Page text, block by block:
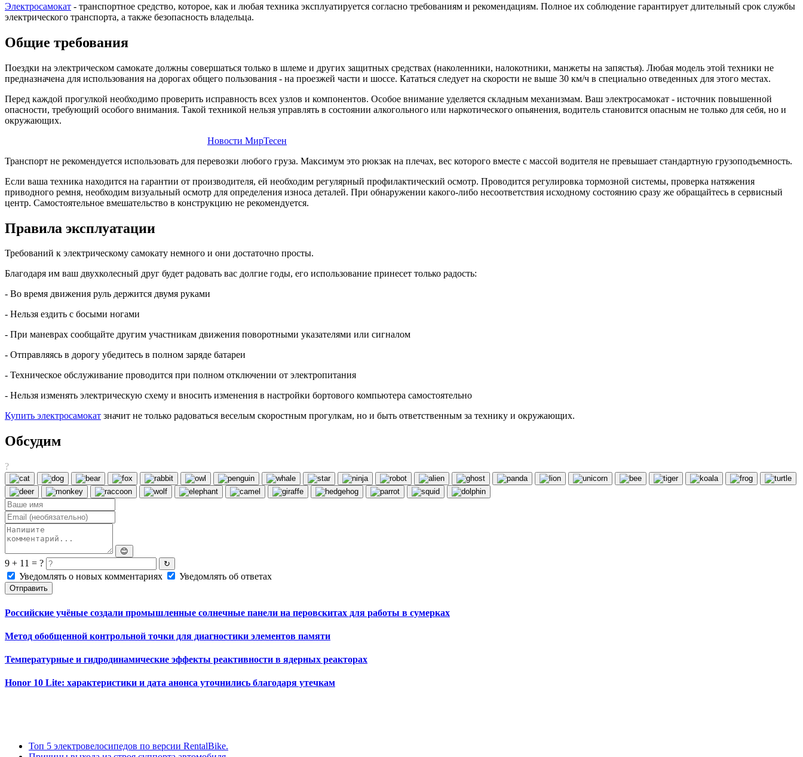
Электросамокат - транспортное средство, которое, как и любая техника эксплуатируется согласно требованиям и рекомендациям. Полное их соблюдение гарантирует длительный срок службы
электрического транспорта, а также безопасность владельца.
Общие требования
Поездки на электрическом самокате должны совершаться только в шлеме и других защитных средствах (наколенники, налокотники, манжеты на запястья). Любая модель этой техники не
предназначена для использования на дорогах общего пользования - на проезжей части и шоссе. Кататься следует на скорости не выше 30 км/ч в специально отведенных для этого местах.
Перед каждой прогулкой необходимо проверить исправность всех узлов и компонентов. Особое внимание уделяется складным механизмам. Ваш электросамокат - источник повышенной
опасности, требующий особого внимания. Такой техникой нельзя управлять в состоянии алкогольного или наркотического опьянения, водитель становится опасным не только для себя, но и
окружающих.
Новости МирТесен
Транспорт не рекомендуется использовать для перевозки любого груза. Максимум это рюкзак на плечах, вес которого вместе с массой водителя не превышает стандартную грузоподъемность.
Если ваша техника находится на гарантии от производителя, ей необходим регулярный профилактический осмотр. Проводится регулировка тормозной системы, проверка натяжения
приводного ремня, необходим визуальный осмотр для определения износа деталей. При обнаружении какого-либо несоответствия исходному состоянию сразу же обращайтесь в сервисный
центр. Самостоятельное вмешательство в конструкцию не рекомендуется.
Правила эксплуатации
Требований к электрическому самокату немного и они достаточно просты.
Благодаря им ваш двухколесный друг будет радовать вас долгие годы, его использование принесет только радость:
- Во время движения руль держится двумя руками
- Нельзя ездить с босыми ногами
- При маневрах сообщайте другим участникам движения поворотными указателями или сигналом
- Отправляясь в дорогу убедитесь в полном заряде батареи
- Техническое обслуживание проводится при полном отключении от электропитания
- Нельзя изменять электрическую схему и вносить изменения в настройки бортового компьютера самостоятельно
Купить электросамокат значит не только радоваться веселым скоростным прогулкам, но и быть ответственным за технику и окружающих.
Обсудим
?
😊
9 + 11 = ? ↻
Уведомлять о новых комментариях Уведомлять об ответах
Отправить
Российские учёные создали промышленные солнечные панели на перовскитах для работы в сумерках
Метод обобщенной контрольной точки для диагностики элементов памяти
Температурные и гидродинамические эффекты реактивности в ядерных реакторах
Honor 10 Lite: характеристики и дата анонса уточнились благодаря утечкам
Топ 5 электровелосипедов по версии RentalBike.